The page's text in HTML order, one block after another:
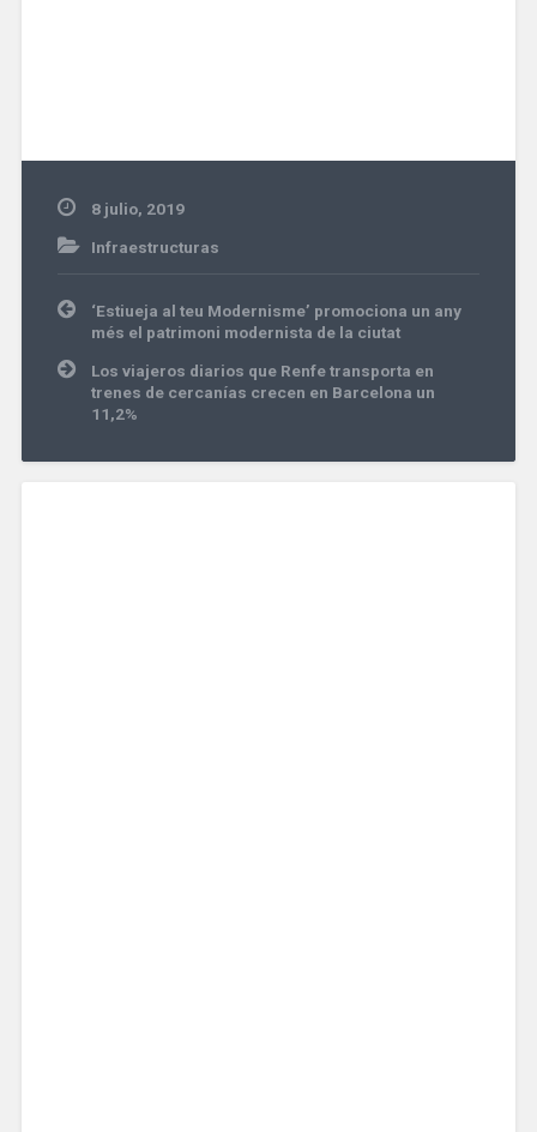
8 julio, 2019
Infraestructuras
Navegación
entradas
‘Estiueja al teu Modernisme’ promociona un any
més el patrimoni modernista de la ciutat
Los viajeros diarios que Renfe transporta en
trenes de cercanías crecen en Barcelona un
11,2%